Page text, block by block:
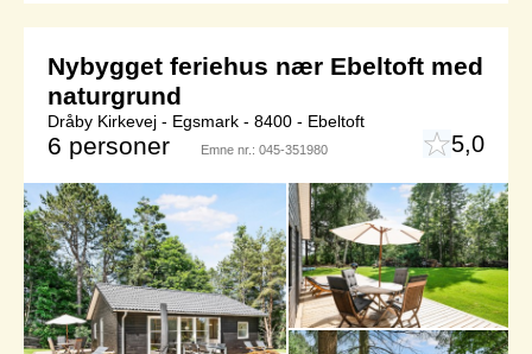
Nybygget feriehus nær Ebeltoft med
naturgrund
Dråby Kirkevej - Egsmark - 8400 - Ebeltoft
6 personer Emne nr.: 045-351980 5,0